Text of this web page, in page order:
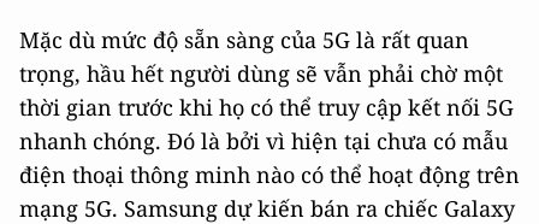
Mặc dù mức độ sẵn sàng của 5G là rất quan
trọng, hầu hết người dùng sẽ vẫn phải chờ một
thời gian trước khi họ có thể truy cập kết nối 5G
nhanh chóng. Đó là bởi vì hiện tại chưa có mẫu
điện thoại thông minh nào có thể hoạt động trên
mạng 5G. Samsung dự kiến bán ra chiếc Galaxy